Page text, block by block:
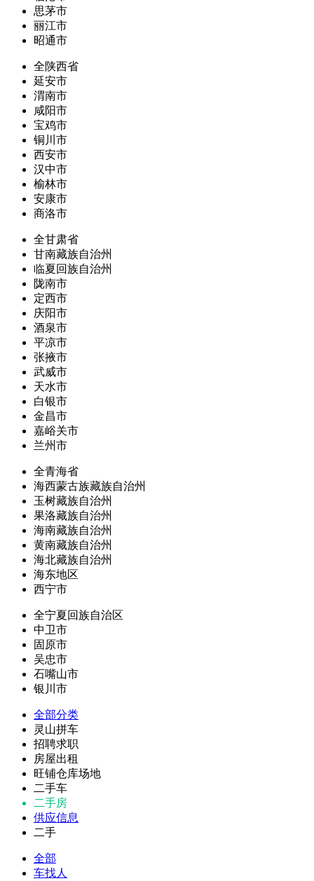
思茅市
丽江市
昭通市
全陕西省
延安市
渭南市
咸阳市
宝鸡市
铜川市
西安市
汉中市
榆林市
安康市
商洛市
全甘肃省
甘南藏族自治州
临夏回族自治州
陇南市
定西市
庆阳市
酒泉市
平凉市
张掖市
武威市
天水市
白银市
金昌市
嘉峪关市
兰州市
全青海省
海西蒙古族藏族自治州
玉树藏族自治州
果洛藏族自治州
海南藏族自治州
黄南藏族自治州
海北藏族自治州
海东地区
西宁市
全宁夏回族自治区
中卫市
固原市
吴忠市
石嘴山市
银川市
全部分类
灵山拼车
招聘求职
房屋出租
旺铺仓库场地
二手车
二手房
供应信息
二手
全部
车找人